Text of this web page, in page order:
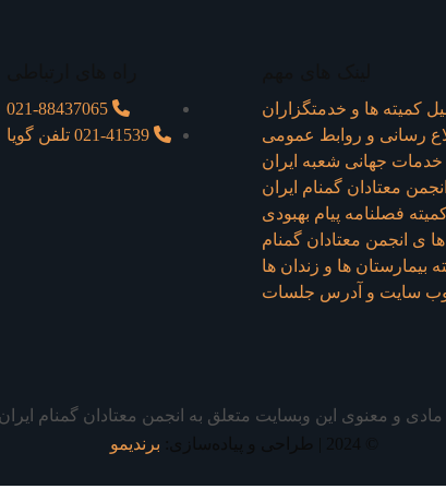
کمیته ها و خدمتگزاران
رسانی و روابط عمومی
خدمات جهانی شعبه ايران
معتادان گمنام ایران
فصلنامه پیام بهبودی
ی انجمن معتادان گمنام
بیمارستان ها و زندان ها
وب سایت و آدرس جلسات
و معنوی این وبسایت متعلق به انجمن معتادان گمنام
برندیمو